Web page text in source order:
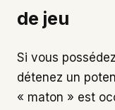
de jeu
Si vous
détenez un
« maton » est